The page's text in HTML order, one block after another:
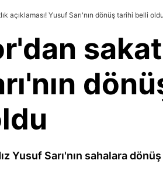
açıklaması! Yusuf Sarı'nın dönüş tarihi belli oldu
Yusuf Sarı'nın sahalara